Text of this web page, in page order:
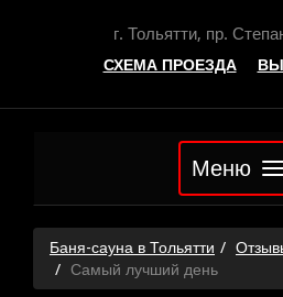
г. Тольятти, пр.
СХЕМА ПРОЕЗДА
Меню
Баня-сауна в Тольятти
Самый лучший день